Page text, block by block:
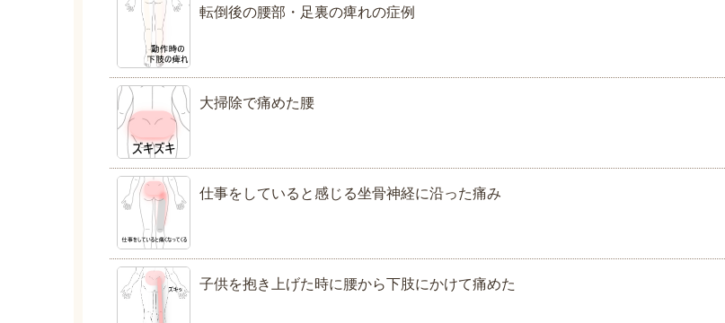
転倒後の腰部・足裏の痺れの症例
大掃除で痛めた腰
仕事をしていると感じる坐骨神経に沿った痛み
子供を抱き上げた時に腰から下肢にかけて痛めた